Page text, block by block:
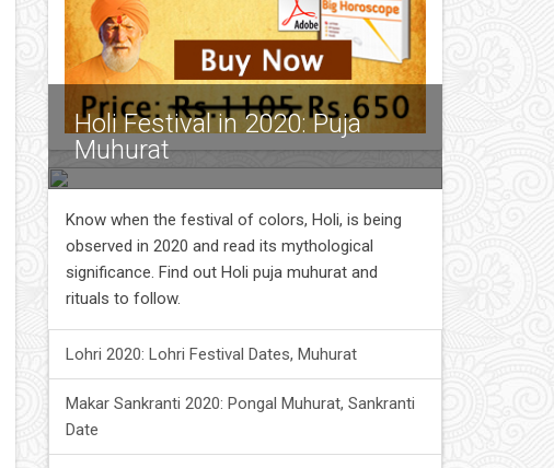
Holi Festival in 2020: Puja
Muhurat
Know when the festival of colors, Holi, is being
observed in 2020 and read its mythological
significance. Find out Holi puja muhurat and
rituals to follow.
Lohri 2020: Lohri Festival Dates, Muhurat
Makar Sankranti 2020: Pongal Muhurat, Sankranti
Date